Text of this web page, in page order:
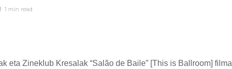
1 min read
eta Zineklub Kresalak “Salão de Baile” [This is Ballroom] filma